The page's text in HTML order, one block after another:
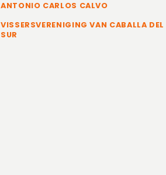
ANTONIO CARLOS CALVO
VISSERSVERENIGING VAN CABALLA DEL
SUR